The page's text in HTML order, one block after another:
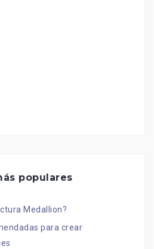
populares
Medallion?
para crear